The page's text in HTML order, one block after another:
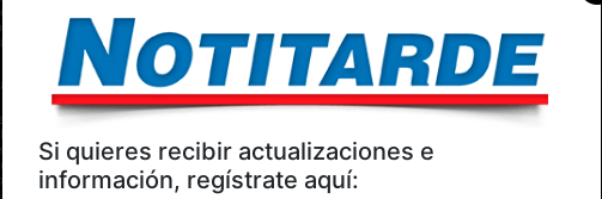
Si quieres recibir actualizaciones e
información, regístrate aquí: